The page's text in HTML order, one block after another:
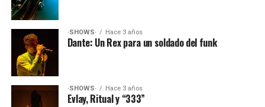
·SHOWS· Hace 3 años
Dante: Un Rex para un soldado del funk
·SHOWS· Hace 3 años
Evlay, Ritual y “333”